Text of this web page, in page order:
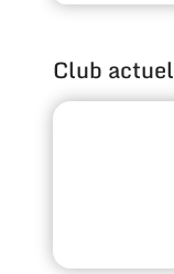
Club actuel